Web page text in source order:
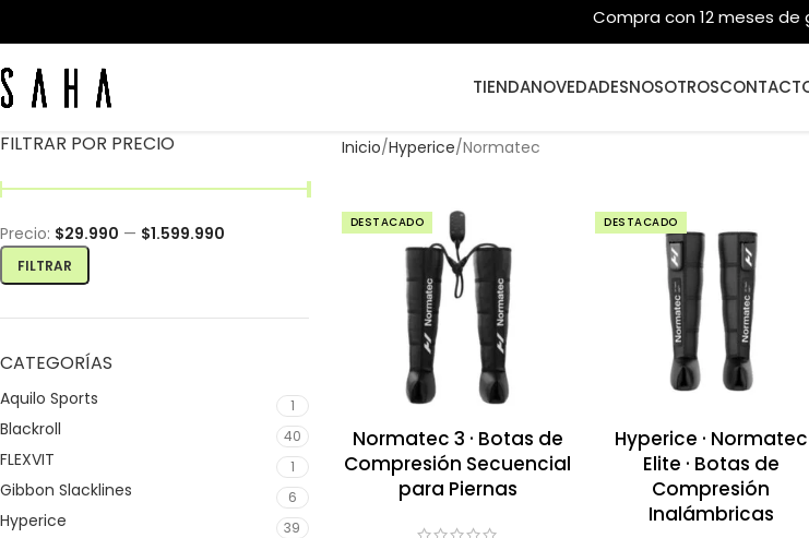
Compra con 12 meses de
TIENDANOVEDADESNOSOTROS
FILTRAR POR PRECIO
FILTRAR
Precio: $29.990 — $1.599.990
CATEGORÍAS
Aquilo Sports 1
Blackroll 40
FLEXVIT 1
Gibbon Slacklines 6
Hyperice 39
Inicio Hyperice Normatec
DESTACADO
Normatec 3 · Botas de
Compresión Secuencial
para Piernas
DESTACADO
Hyperice · Normatec
Elite · Botas de
Compresión
Inalámbricas